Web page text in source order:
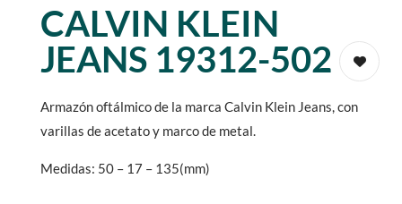
CALVIN KLEIN
JEANS 19312-502
Armazón oftálmico de la marca Calvin Klein Jeans, con
varillas de acetato y marco de metal.
Medidas: 50 – 17 – 135(mm)